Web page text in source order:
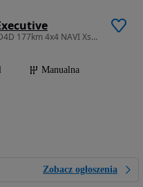
2231 cm3 • 177 KM • Piękna Rav-4 2.2 D4D 177km 4x4 NAVI Xseno Kamera Skórzana Tapicerka Su
Manualna
Zobacz ogłoszenia